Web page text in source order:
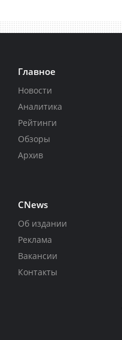
Главное
Новости
Аналитика
Рейтинги
Обзоры
Архив
CNews
Об издании
Реклама
Вакансии
Контакты